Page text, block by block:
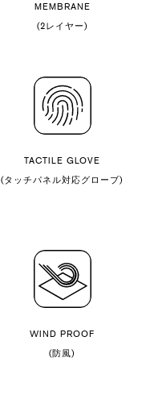
MEMBRANE
(2レイヤー)
TACTILE GLOVE
(タッチパネル対応グローブ)
WIND PROOF
(防風)